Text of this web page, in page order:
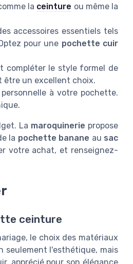
la ceinture ou même la
accessoires essentiels tels
pour une pochette cuir
compléter le style formel de
être un excellent choix.
à votre pochette.
La maroquinerie propose
la pochette banane au sac
votre achat, et renseignez-
ceinture
le choix des matériaux
seulement l'esthétique, mais